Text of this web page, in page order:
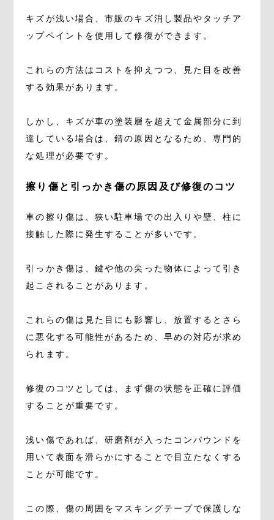
キズが浅い場合、市販のキズ消し製品やタッチア
ップペイントを使用して修復ができます。
これらの方法はコストを抑えつつ、見た目を改善
する効果があります。
しかし、キズが車の塗装層を超えて金属部分に到
達している場合は、錆の原因となるため、専門的
な処理が必要です。
擦り傷と引っかき傷の原因及び修復のコツ
車の擦り傷は、狭い駐車場での出入りや壁、柱に
接触した際に発生することが多いです。
引っかき傷は、鍵や他の尖った物体によって引き
起こされることがあります。
これらの傷は見た目にも影響し、放置するとさら
に悪化する可能性があるため、早めの対応が求め
られます。
修復のコツとしては、まず傷の状態を正確に評価
することが重要です。
浅い傷であれば、研磨剤が入ったコンパウンドを
用いて表面を滑らかにすることで目立たなくする
ことが可能です。
この際、傷の周囲をマスキングテープで保護しな